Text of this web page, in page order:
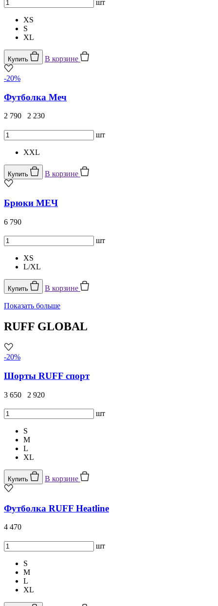
шт
XS
S
XL
Купить В корзине
-20%
Футболка Меч
2 790 2 230
шт
XXL
Купить В корзине
Брюки МЕЧ
6 790
шт
XS
L/XL
Купить В корзине
Показать больше
RUFF GLOBAL
-20%
Шорты RUFF спорт
3 650 2 920
шт
S
M
L
XL
Купить В корзине
Футболка RUFF Heatline
4 470
шт
S
M
L
XL